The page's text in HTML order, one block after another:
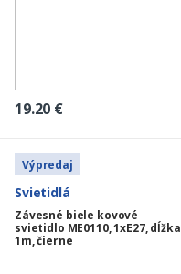
19.20 €
Výpredaj
Svietidlá
Závesné biele kovové
svietidlo ME0110, 1xE27, dĺžka
1m, čierne